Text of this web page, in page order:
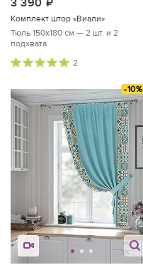
Комплект штор «Виали»
Тюль 150х180 см — 2 шт. и 2
подхвата
2
-10%